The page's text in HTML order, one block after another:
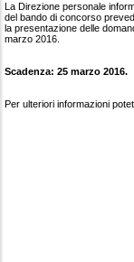
La Direzione personale
del bando di concorso
la presentazione delle
marzo 2016.
Scadenza: 25 marzo 2016.
Per ulteriori informazioni